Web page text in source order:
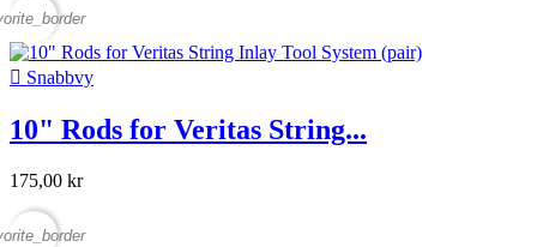
 Snabbvy
10" Rods for Veritas String...
175,00 kr